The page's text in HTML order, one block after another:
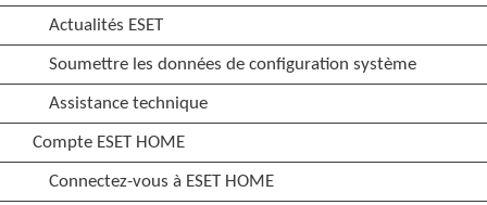
Actualités ESET
Soumettre les données de configuration système
Assistance technique
Compte ESET HOME
Connectez-vous à ESET HOME